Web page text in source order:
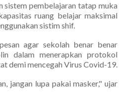
sistem pembelajaran tatap muka
ruang belajar maksimal
sistim shif.
agar sekolah benar benar
dalam menerapkan protokol
demi mencegah Virus Covid-19.
jangan lupa pakai masker," ujar